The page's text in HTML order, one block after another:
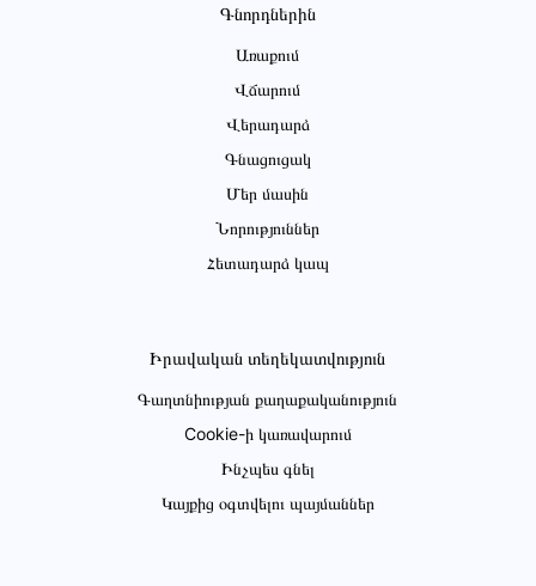
Գնորդներին
Առաքում
Վճարում
Վերադարձ
Գնացուցակ
Մեր մասին
Նորություններ
Հետադարձ կապ
Իրավական տեղեկատվություն
Գաղտնիության քաղաքականություն
Cookie-ի կառավարում
Ինչպես գնել
Կայքից օգտվելու պայմաններ